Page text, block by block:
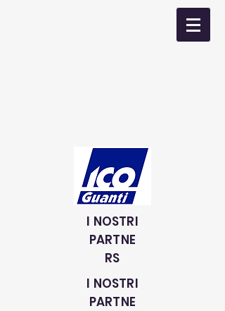
I NOSTRI
PARTNE
RS
I NOSTRI
PARTNE